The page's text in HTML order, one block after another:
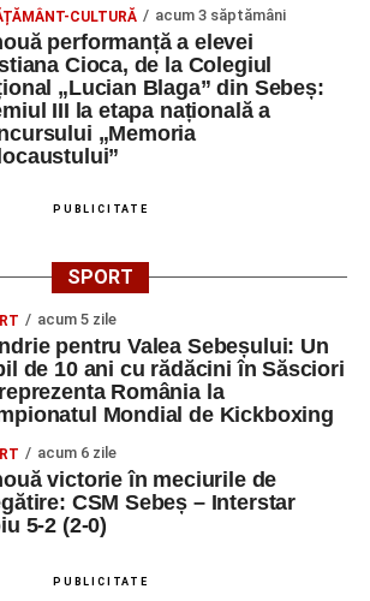
– Antrenamente libere pe traseul de
„Lucian Blaga”
de spectacole
cinematografică:
și Cătălin Rotaru, producător Gabi
23 AUGUST 2026
de Sebeș”
pentru copii.
2026
CULTURĂ acum 3 săptămâni
performanță a elevei
Cioca, de la Colegiul
„Lucian Blaga” din Sebeș:
III la etapa națională a
„Memoria
PUBLICITATE
SPORT
acum 5 zile
pentru Valea Sebeșului: Un
de 10 ani cu rădăcini în Săsciori
România la
Mondial de Kickboxing
acum 6 zile
victorie în meciurile de
CSM Sebeș – Interstar
5-2 (2-0)
PUBLICITATE